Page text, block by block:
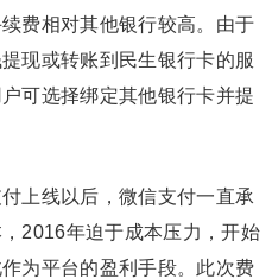
费相对其他银行较高。由于
现或转账到民生银行卡的服
可选择绑定其他银行卡并提
上线以后，微信支付一直承
2016年迫于成本压力，开始
为平台的盈利手段。此次费